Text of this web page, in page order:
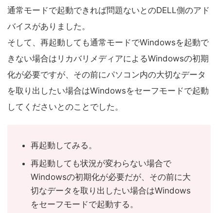
通常モードで起動できれば問題ないとのDELL側のアド
バイスがありました。
そして、再起動しても通常モードでWindowsを起動で
きない場合はリカバリメディアによるWindowsの初期
化が必要ですが、その前にパソコン内の大切なデータ
を取り出したい場合はWindowsをセーフモードで起動
してくださいとのことでした。
再起動してみる。
再起動しても状況が変わらない場合で
Windowsの初期化が必要だが、その前に大
切なデータを取り出したい場合はWindows
をセーフモードで起動する。